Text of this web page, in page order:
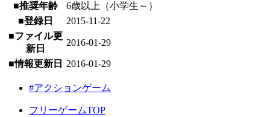
■推奨年齢
6歳以上（小学生～）
■登録日
2015-11-22
■ファイル更
新日
2016-01-29
■情報更新日 2016-01-29
#アクションゲーム
フリーゲームTOP